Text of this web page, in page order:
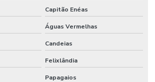
Capitão Enéas
Águas Vermelhas
Candeias
Felixlândia
Papagaios